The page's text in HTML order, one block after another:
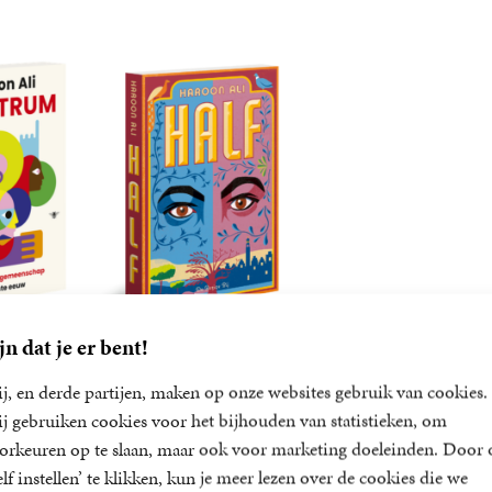
dat je er bent!
en derde partijen, maken op onze websites gebruik van cookies.
gebruiken cookies voor het bijhouden van statistieken, om
op te slaan, maar ook voor marketing doeleinden. Door
instellen’ te klikken, kun je meer lezen over de cookies die we
Haroon Ali
21,99
Paperback